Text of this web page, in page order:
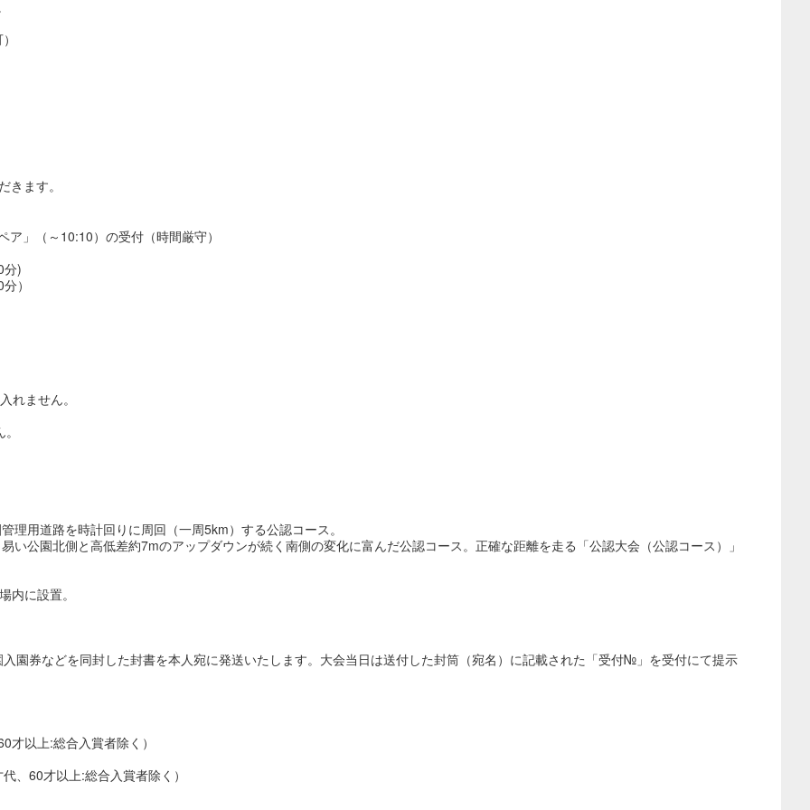
ます。
」（～10:10）の受付（時間厳守）
分)
）
れません。
路を時計回りに周回（一周5km）する公認コース。
側と高低差約7mのアップダウンが続く南側の変化に富んだ公認コース。正確な距離を走る「公認大会（公認コース）」
に設置。
園券などを同封した封書を本人宛に発送いたします。大会当日は送付した封筒（宛名）に記載された「受付№」を受付にて提示
以上:総合入賞者除く）
、60才以上:総合入賞者除く）